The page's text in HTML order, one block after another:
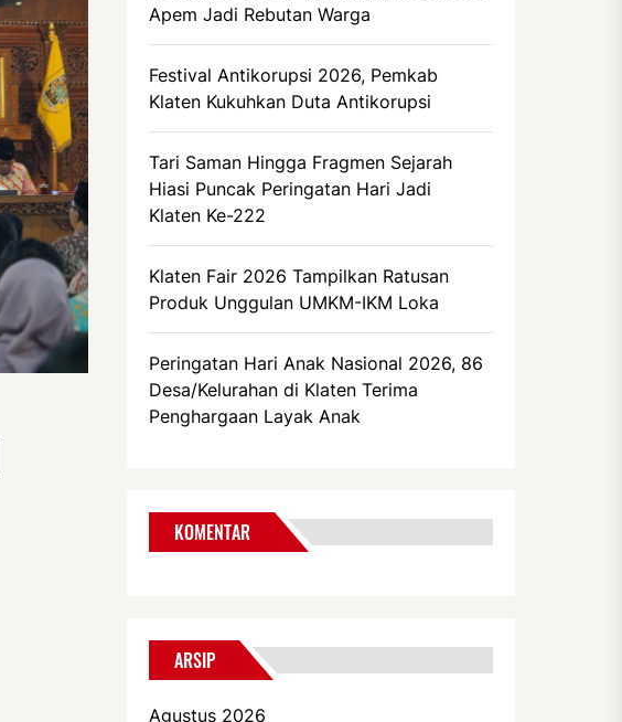
Apem Jadi Rebutan Warga
Festival Antikorupsi 2026, Pemkab
Klaten Kukuhkan Duta Antikorupsi
Tari Saman Hingga Fragmen Sejarah
Hiasi Puncak Peringatan Hari Jadi
Klaten Ke-222
Klaten Fair 2026 Tampilkan Ratusan
Produk Unggulan UMKM-IKM Loka
Peringatan Hari Anak Nasional 2026, 86
Desa/Kelurahan di Klaten Terima
Penghargaan Layak Anak
KOMENTAR
ARSIP
Agustus 2026